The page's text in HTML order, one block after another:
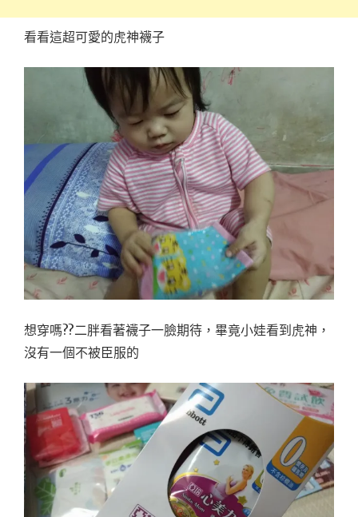
看看這超可愛的虎神襪子
想穿嗎??二胖看著襪子一臉期待，畢竟小娃看到虎神，
沒有一個不被臣服的